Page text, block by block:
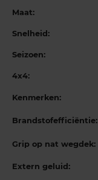
Maat:
Snelheid:
Seizoen:
4x4:
Kenmerken:
Brandstofefficiëntie:
Grip op nat wegdek:
Extern geluid: